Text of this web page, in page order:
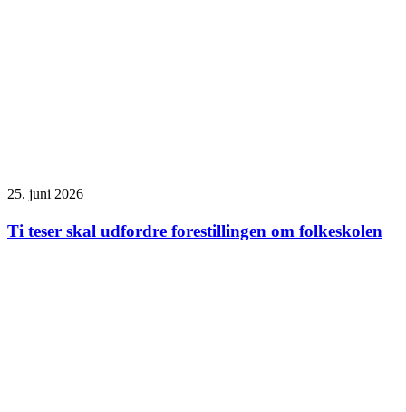
25. juni 2026
Ti teser skal udfordre forestillingen om folkeskolen